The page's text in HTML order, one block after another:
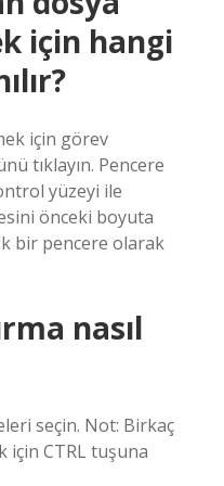
için hangi
için görev
tıklayın. Pencere
yüzeyi ile
önceki boyuta
bir pencere olarak
nasıl
seçin. Not: Birkaç
için CTRL tuşuna